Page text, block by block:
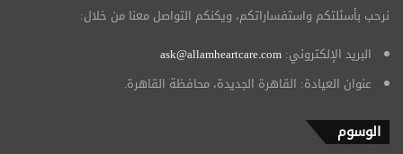
نرحب بأسئلتكم واستفساراتكم، ويكنكم التواصل معنا من خلال:
البريد الإلكتروني: ask@allamheartcare.com
عنوان العيادة: القاهرة الجديدة، محافظة القاهرة.
الوسوم